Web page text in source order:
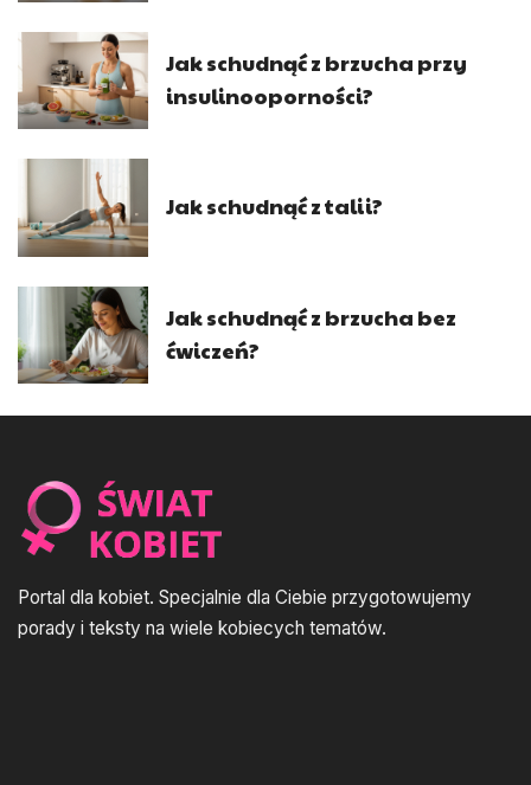
Jak schudnąć z brzucha przy
insulinooporności?
Jak schudnąć z talii?
Jak schudnąć z brzucha bez
ćwiczeń?
Portal dla kobiet. Specjalnie dla Ciebie przygotowujemy
porady i teksty na wiele kobiecych tematów.